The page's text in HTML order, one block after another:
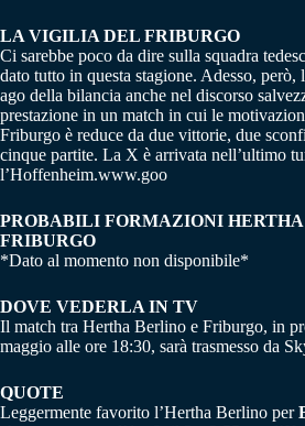
LA VIGILIA DEL FRIBURGO
Ci sarebbe poco da dire sulla squadra
dato tutto in questa stagione. Adesso, però,
ago della bilancia anche nel discorso
prestazione in un match in cui le
Friburgo è reduce da due vittorie, due
cinque partite. La X è arrivata nell’ultimo
l’Hoffenheim.www.goo
PROBABILI FORMAZIONI
FRIBURGO
*Dato al momento non disponibile*
DOVE VEDERLA IN TV
Il match tra Hertha Berlino e Friburgo, in
maggio alle ore 18:30, sarà trasmesso da
QUOTE
Leggermente favorito l’Hertha Berlino per